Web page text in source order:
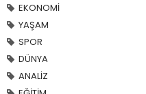
EKONOMİ
YAŞAM
SPOR
DÜNYA
ANALİZ